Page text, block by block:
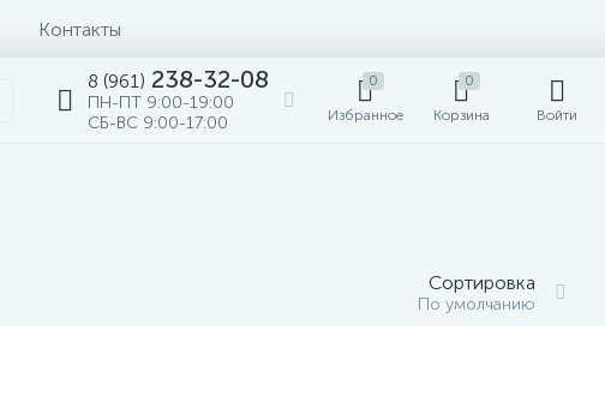
Контакты
8 (961) 238-32-08
ПН-ПТ 9:00-19:00
СБ-ВС 9:00-17:00
0
Избранное
0
Корзина Войти
Сортировка
По умолчанию